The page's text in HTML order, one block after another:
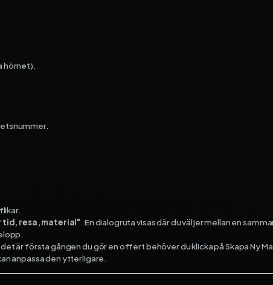
hörnet).
tid, resa, material". En dialogruta visas där du väljer mellan en
är första gången du gör en offert behöver du klicka på Skapa Ny
anpassa den ytterligare.